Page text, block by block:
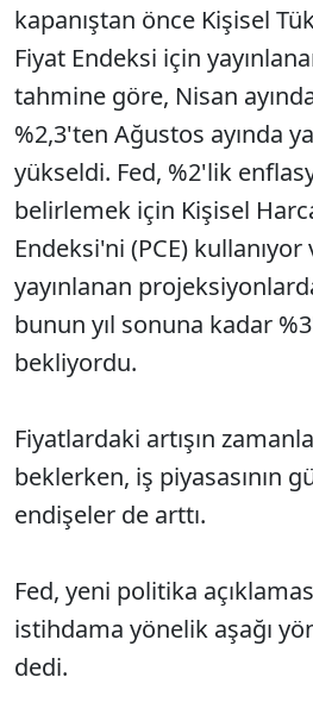
kapanıştan önce Kişisel
Fiyat Endeksi için
tahmine göre, Nisan
%2,3'ten Ağustos ayında
yükseldi. Fed, %2'lik
belirlemek için Kişisel
Endeksi'ni (PCE) kullanıyor
yayınlanan
bunun yıl sonuna kadar
bekliyordu.
Fiyatlardaki artışın
beklerken, iş piyasasının
endişeler de arttı.
Fed, yeni politika
istihdama yönelik aşağı
dedi.